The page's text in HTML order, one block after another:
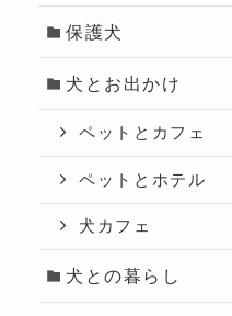
保護犬
犬とお出かけ
ペットとカフェ
ペットとホテル
犬カフェ
犬との暮らし